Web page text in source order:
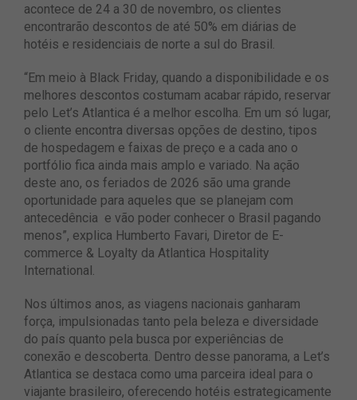
acontece de 24 a 30 de novembro, os clientes
encontrarão descontos de até 50% em diárias de
hotéis e residenciais de norte a sul do Brasil.
“Em meio à Black Friday, quando a disponibilidade e os
melhores descontos costumam acabar rápido, reservar
pelo Let’s Atlantica é a melhor escolha. Em um só lugar,
o cliente encontra diversas opções de destino, tipos
de hospedagem e faixas de preço e a cada ano o
portfólio fica ainda mais amplo e variado. Na ação
deste ano, os feriados de 2026 são uma grande
oportunidade para aqueles que se planejam com
antecedência e vão poder conhecer o Brasil pagando
menos”, explica Humberto Favari, Diretor de E-
commerce & Loyalty da Atlantica Hospitality
International.
Nos últimos anos, as viagens nacionais ganharam
força, impulsionadas tanto pela beleza e diversidade
do país quanto pela busca por experiências de
conexão e descoberta. Dentro desse panorama, a Let’s
Atlantica se destaca como uma parceira ideal para o
viajante brasileiro, oferecendo hotéis estrategicamente